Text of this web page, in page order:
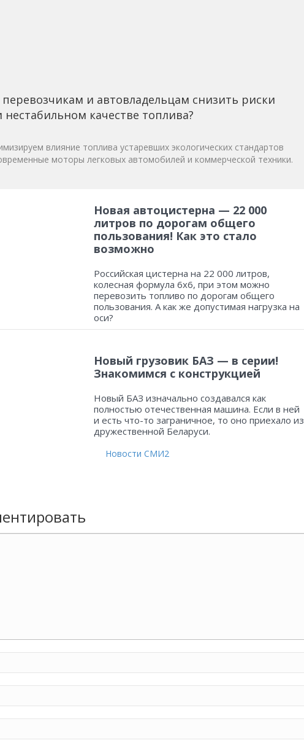
перевозчикам и автовладельцам снизить риски
нестабильном качестве топлива?
влияние топлива устаревших экологических стандартов
моторы легковых автомобилей и коммерческой техники.
Новая автоцистерна — 22 000
литров по дорогам общего
пользования! Как это стало
возможно
Российская цистерна на 22 000 литров,
колесная формула 6х6, при этом можно
перевозить топливо по дорогам общего
пользования. А как же допустимая нагрузка на
оси?
Новый грузовик БАЗ — в серии!
Знакомимся с конструкцией
Новый БАЗ изначально создавался как
полностью отечественная машина. Если в ней
и есть что-то заграничное, то оно приехало из
дружественной Беларуси.
Новости СМИ2